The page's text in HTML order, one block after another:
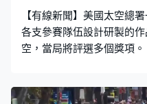
【有線新聞】美國太空總
各支參賽隊伍設計研製的
空，當局將評選多個獎項
報名和準備工夫以及賽後